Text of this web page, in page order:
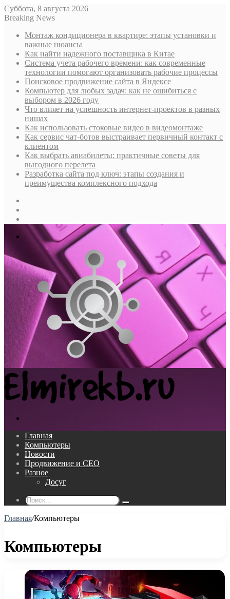
Суббота, 8 августа 2026
Breaking News
Монтаж кондиционера в квартире: этапы установки и
важные нюансы
Как найти надежного поставщика в Китае
Система учета рабочего времени: как современные
технологии помогают организовать рабочие процессы
Поисковое продвижение сайта в Яндексе
Компьютер для любых задач: как не ошибиться с
выбором в 2026 году
Что влияет на успешность интернет-проектов в разных
нишах
Как использовать стоковые видео в видеомонтаже
Как сервис чат-ботов выстраивает первичный контакт с
клиентом
Как выбрать авиабилеты: практичные советы для
выгодного перелета
Разработка сайта под ключ: этапы создания и
преимущества комплексного подхода
In
Меню
Главная
Компьютеры
Новости
Продвижение и СЕО
Разное
Досуг
Поиск...
Главная/Компьютеры
Компьютеры